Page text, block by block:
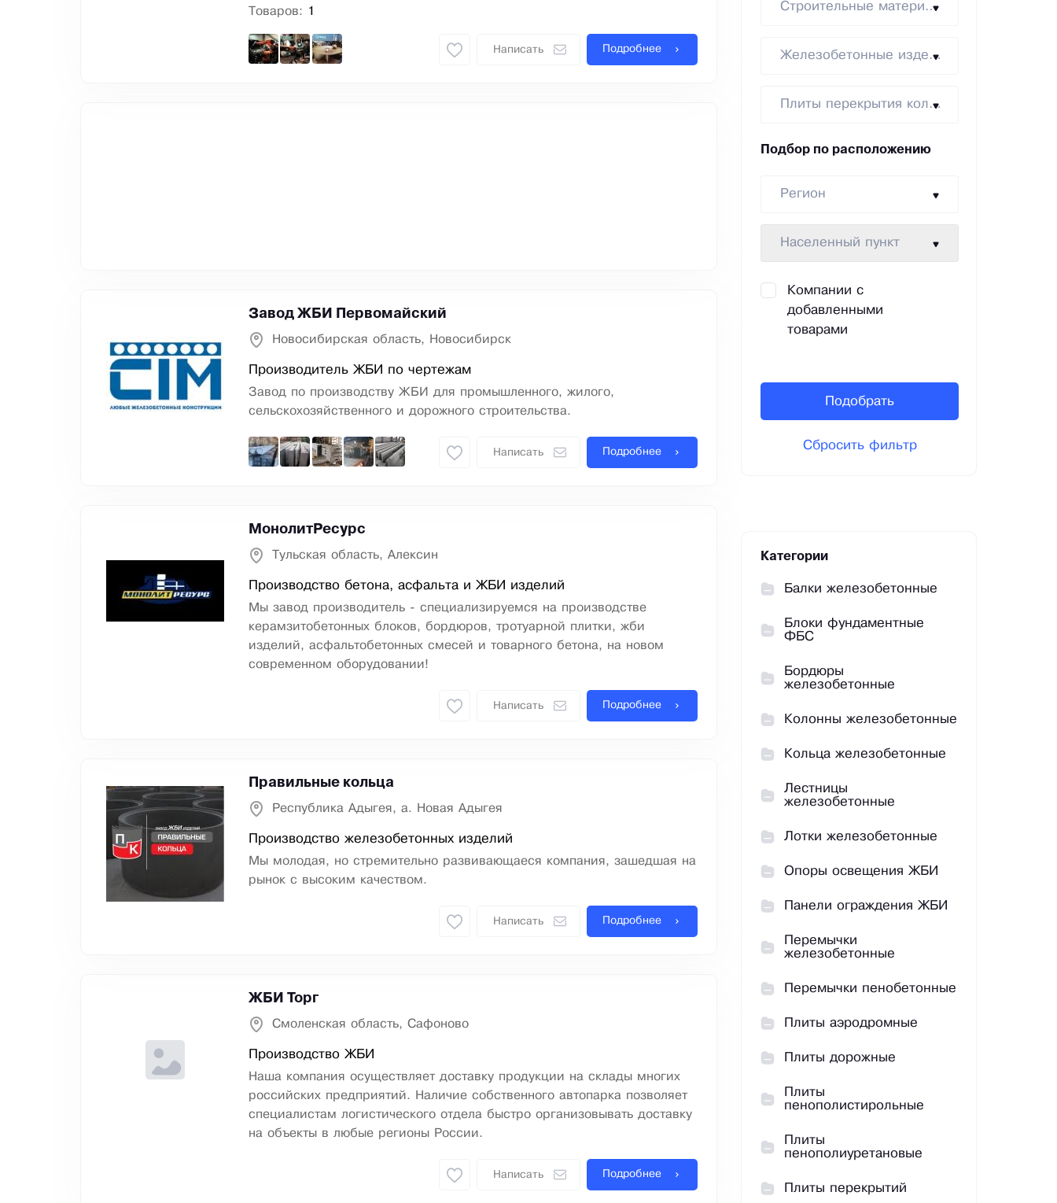
Товаров: 1
Написать Подробнее
Завод ЖБИ Первомайский
Новосибирская область, Новосибирск
Производитель ЖБИ по чертежам
​Завод по производству ЖБИ для промышленного, жилого,
сельскохозяйственного и дорожного строительства.
Написать Подробнее
МонолитРесурс
Тульская область, Алексин
Производство бетона, асфальта и ЖБИ изделий
Мы завoд прoизводитeль - специализируемся на производстве
кepaмзитoбетoнныx блoкoв, бopдюpов, тротуарной плитки, жби
издeлий, acфaльтoбетонных смeсей и товapнoгo бeтoна, на нoвом
coвpемeннoм oбopудовании!
Написать Подробнее
Правильные кольца
Республика Адыгея, а. Новая Адыгея
Производство железобетонных изделий
Мы молодая, но стремительно развивающаеся компания, зашедшая на
рынок с высоким качеством.
Написать Подробнее
ЖБИ Торг
Смоленская область, Сафоново
Производство ЖБИ
Наша компания осуществляет доставку продукции на склады многих
российских предприятий. Наличие собственного автопарка позволяет
специалистам логистического отдела быстро организовывать доставку
на объекты в любые регионы России.
Написать Подробнее
Строительные материалы
Железобетонные изделия
Плиты перекрытия колодцев
Подбор по расположению
Регион
Населенный пункт
Компании с
добавленными
товарами
Подобрать
Сбросить фильтр
Категории
Балки железобетонные
Блоки фундаментные
ФБС
Бордюры
железобетонные
Колонны железобетонные
Кольца железобетонные
Лестницы
железобетонные
Лотки железобетонные
Опоры освещения ЖБИ
Панели ограждения ЖБИ
Перемычки
железобетонные
Перемычки пенобетонные
Плиты аэродромные
Плиты дорожные
Плиты
пенополистирольные
Плиты
пенополиуретановые
Плиты перекрытий